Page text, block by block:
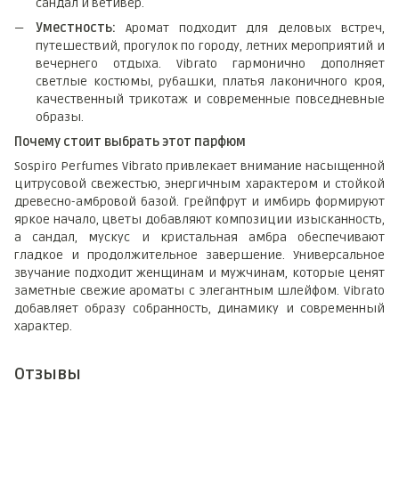
Уместность: Аромат подходит для деловых встреч,
путешествий, прогулок по городу, летних мероприятий и
вечернего отдыха. Vibrato гармонично дополняет
светлые костюмы, рубашки, платья лаконичного кроя,
качественный трикотаж и современные повседневные
образы.
Почему стоит выбрать этот парфюм
Sospiro Perfumes Vibrato привлекает внимание насыщенной
цитрусовой свежестью, энергичным характером и стойкой
древесно-амбровой базой. Грейпфрут и имбирь формируют
яркое начало, цветы добавляют композиции изысканность,
а сандал, мускус и кристальная амбра обеспечивают
гладкое и продолжительное завершение. Универсальное
звучание подходит женщинам и мужчинам, которые ценят
заметные свежие ароматы с элегантным шлейфом. Vibrato
добавляет образу собранность, динамику и современный
характер.
Отзывы